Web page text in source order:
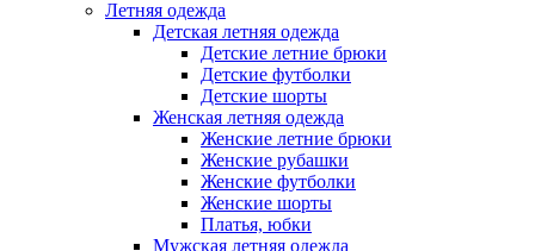
Летняя одежда
Детская летняя одежда
Детские летние брюки
Детские футболки
Детские шорты
Женская летняя одежда
Женские летние брюки
Женские рубашки
Женские футболки
Женские шорты
Платья, юбки
Мужская летняя одежда